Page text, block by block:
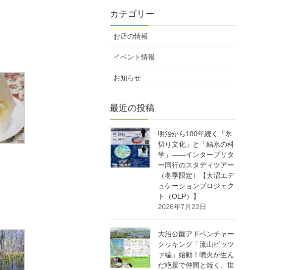
カテゴリー
お店の情報
イベント情報
お知らせ
最近の投稿
明治から100年続く「氷
切り文化」と「結氷の科
学」——インタープリタ
ー同行のスタディツアー
（冬季限定）【大沼エデ
ュケーションプロジェク
ト（OEP）】
2026年7月22日
大沼公園アドベンチャー
クッキング「流山ピッツ
ァ編」始動！噴火が生ん
だ絶景で仲間と焼く、世